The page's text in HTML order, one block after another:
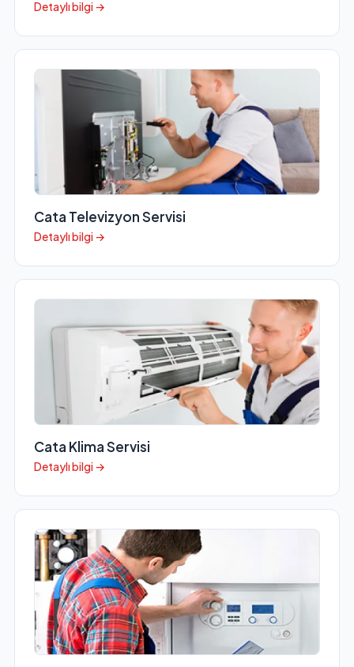
Detaylı bilgi →
Cata Televizyon Servisi
Detaylı bilgi →
Cata Klima Servisi
Detaylı bilgi →